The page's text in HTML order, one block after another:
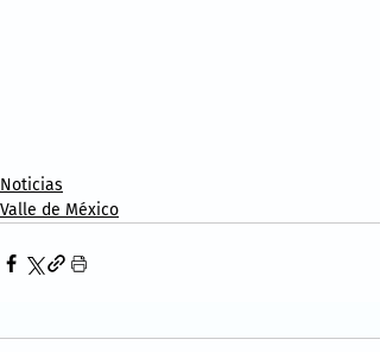
Noticias
Valle de México